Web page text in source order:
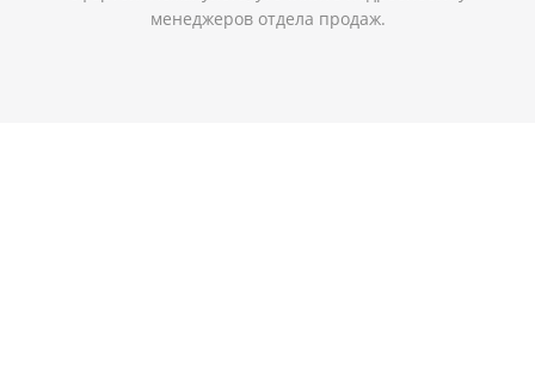
менеджеров отдела продаж.